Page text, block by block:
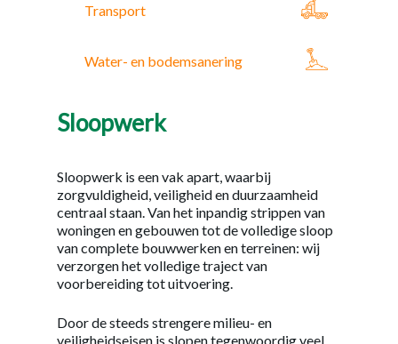
Transport
Water- en bodemsanering
Sloopwerk
Sloopwerk is een vak apart, waarbij
zorgvuldigheid, veiligheid en duurzaamheid
centraal staan. Van het inpandig strippen van
woningen en gebouwen tot de volledige sloop
van complete bouwwerken en terreinen: wij
verzorgen het volledige traject van
voorbereiding tot uitvoering.
Door de steeds strengere milieu- en
veiligheidseisen is slopen tegenwoordig veel